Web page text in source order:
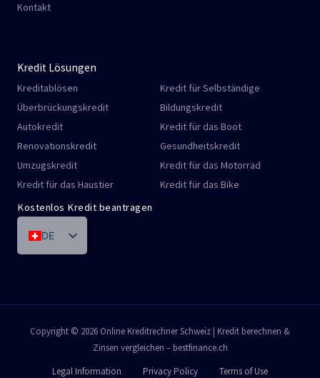
Kontakt
Kredit Lösungen
Kreditablösen
Überbrückungskredit
Autokredit
Renovationskredit
Umzugskredit
Kredit für das Haustier
Kredit für Selbständige
Bildungskredit
Kredit für das Boot
Gesundheitskredit
Kredit für das Motorrad
Kredit für das Bike
Kostenlos Kredit beantragen
DE
PT
ES
Copyright © 2026 Online Kreditrechner Schweiz | Kredit berechnen &
Zinsen vergleichen – bestfinance.ch
Legal Information
Privacy Policy Terms of Use